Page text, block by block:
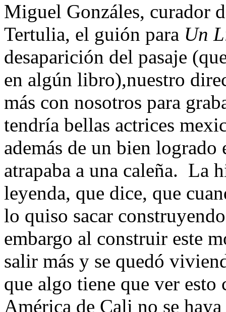
Miguel Gonzáles, curador
Tertulia, el guión para Un
desaparición del pasaje
en algún libro),nuestro
más con nosotros para
tendría bellas actrices
además de un bien
atrapaba a una caleña. La
leyenda, que dice, que
lo quiso sacar
embargo al construir este
salir más y se quedó
que algo tiene que ver
América de Cali no se